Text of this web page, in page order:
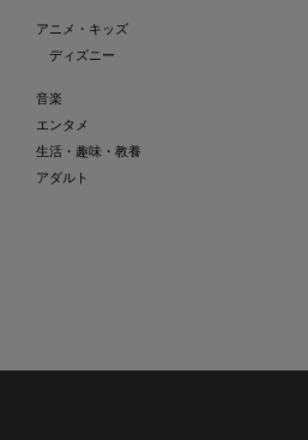
アニメ・キッズ
ディズニー
音楽
エンタメ
生活・趣味・教養
アダルト